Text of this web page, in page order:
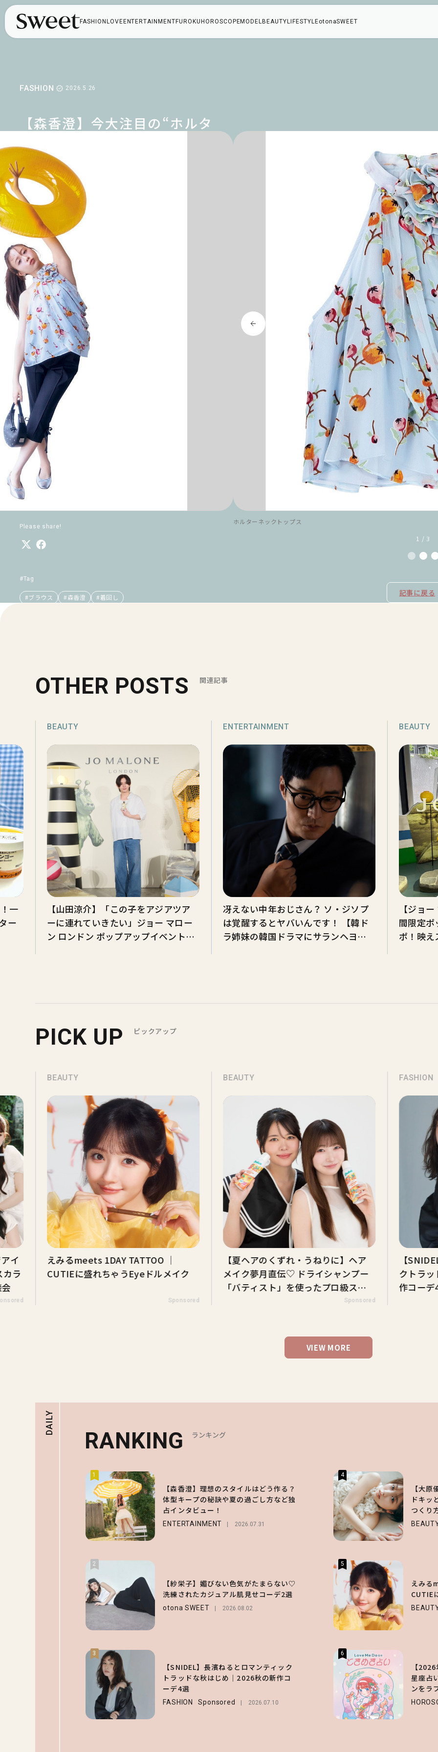
FASHION LOVE ENTERTAINMENT FUROKU HOROSCOPEMODEL BEAUTY LIFESTYLEotonaSWEET
FASHION 2026.5.26
【森香澄】今大注目の“ホルタ
主役級「ブラウス」で着回しコ
ーデ2選
Please share!
#Tag
#ブラウス #森香澄 #着回し
ホルターネックトップス
1 / 3
記事に戻る
OTHER POSTS 関連記事
一
ー
BEAUTY
【山田涼介】「この子をアジアツア
ーに連れていきたい」ジョー マロー
ン ロンドン ポップアップイベント登
ENTERTAINMENT
冴えない中年おじさん？ ソ・ジソプ
は覚醒するとヤバいんです！ 【韓ド
ラ姉妹の韓国ドラマにサランヘヨ】
BEAUTY
【ジョ
間限定
ポ！映
PICK UP ピックアップ
イ
ラ
BEAUTY
えみるmeets 1DAY TATTOO ｜
CUTIEに盛れちゃうEyeドルメイク
Sponsored
BEAUTY
【夏ヘアのくずれ・うねりに】ヘア
メイク夢月直伝♡ ドライシャンプー
「バティスト」を使ったプロ級スタ
Sponsored
FASHION
【
クトラ
作コーデ
VIEW MORE
DAILY
RANKING ランキング
1
【森香澄】理想のスタイルはどう作る？
体型キープの秘訣や夏の過ごし方など独
占インタビュー！
ENTERTAINMENT 2026.07.31
2
【紗栄子】媚びない色気がたまらない♡
洗練されたカジュアル肌見せコーデ2選
otona SWEET 2026.08.02
3
【SNIDEL】長濱ねるとロマンティック
トラッドな秋はじめ｜2026秋の新作コ
ーデ4選
FASHION Sponsored 2026.07.10
4
【大
ドキッ
つくり
5
えみる
CUTIE
6
【
星座占
ンをラ